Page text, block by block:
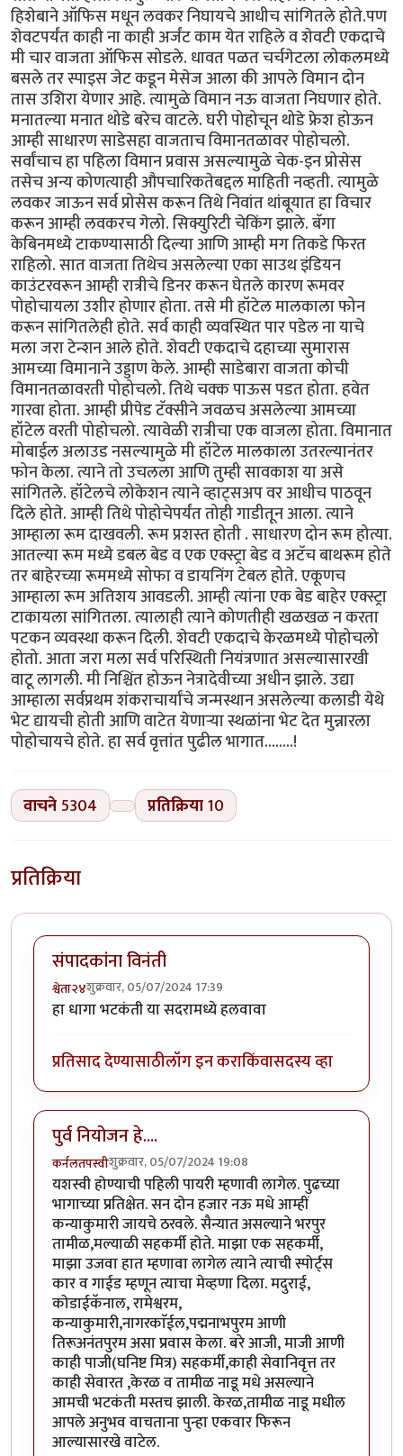
हिशेबाने ऑफिस मधून लवकर निघायचे आधीच सांगितले होते.पण
शेवटपर्यंत काही ना काही अर्जंट काम येत राहिले व शेवटी एकदाचे
मी चार वाजता ऑफिस सोडले. धावत पळत चर्चगेटला लोकलमध्ये
बसले तर स्पाइस जेट कडून मेसेज आला की आपले विमान दोन
तास उशिरा येणार आहे. त्यामुळे विमान नऊ वाजता निघणार होते.
मनातल्या मनात थोडे बरेच वाटले. घरी पोहोचून थोडे फ्रेश होऊन
आम्ही साधारण साडेसहा वाजताच विमानतळावर पोहोचलो.
सर्वांचाच हा पहिला विमान प्रवास असल्यामुळे चेक-इन प्रोसेस
तसेच अन्य कोणत्याही औपचारिकतेबद्दल माहिती नव्हती. त्यामुळे
लवकर जाऊन सर्व प्रोसेस करून तिथे निवांत थांबूयात हा विचार
करून आम्ही लवकरच गेलो. सिक्युरिटी चेकिंग झाले. बॅगा
केबिनमध्ये टाकण्यासाठी दिल्या आणि आम्ही मग तिकडे फिरत
राहिलो. सात वाजता तिथेच असलेल्या एका साउथ इंडियन
काउंटरवरून आम्ही रात्रीचे डिनर करून घेतले कारण रूमवर
पोहोचायला उशीर होणार होता. तसे मी हॉटेल मालकाला फोन
करून सांगितलेही होते. सर्व काही व्यवस्थित पार पडेल ना याचे
मला जरा टेन्शन आले होते. शेवटी एकदाचे दहाच्या सुमारास
आमच्या विमानाने उड्डाण केले. आम्ही साडेबारा वाजता कोची
विमानतळावरती पोहोचलो. तिथे चक्क पाऊस पडत होता. हवेत
गारवा होता. आम्ही प्रीपेड टॅक्सीने जवळच असलेल्या आमच्या
हॉटेल वरती पोहोचलो. त्यावेळी रात्रीचा एक वाजला होता. विमानात
मोबाईल अलाउड नसल्यामुळे मी हॉटेल मालकाला उतरल्यानंतर
फोन केला. त्याने तो उचलला आणि तुम्ही सावकाश या असे
सांगितले. हॉटेलचे लोकेशन त्याने व्हाट्सअप वर आधीच पाठवून
दिले होते. आम्ही तिथे पोहोचेपर्यंत तोही गाडीतून आला. त्याने
आम्हाला रूम दाखवली. रूम प्रशस्त होती . साधारण दोन रूम होत्या.
आतल्या रूम मध्ये डबल बेड व एक एक्स्ट्रा बेड व अटॅच बाथरूम होते
तर बाहेरच्या रूममध्ये सोफा व डायनिंग टेबल होते. एकूणच
आम्हाला रूम अतिशय आवडली. आम्ही त्यांना एक बेड बाहेर एक्स्ट्रा
टाकायला सांगितला. त्यालाही त्याने कोणतीही खळखळ न करता
पटकन व्यवस्था करून दिली. शेवटी एकदाचे केरळमध्ये पोहोचलो
होतो. आता जरा मला सर्व परिस्थिती नियंत्रणात असल्यासारखी
वाटू लागली. मी निश्चिंत होऊन नेत्रादेवीच्या अधीन झाले. उद्या
आम्हाला सर्वप्रथम शंकराचार्यांचे जन्मस्थान असलेल्या कलाडी येथे
भेट द्यायची होती आणि वाटेत येणाऱ्या स्थळांना भेट देत मुन्नारला
पोहोचायचे होते. हा सर्व वृत्तांत पुढील भागात........!
वाचने5304 प्रतिक्रिया10
प्रतिक्रिया
संपादकांना विनंती
श्वेता२४शुक्रवार, 05/07/2024 17:39
हा धागा भटकंती या सदरामध्ये हलवावा
प्रतिसाद देण्यासाठीलॉग इन कराकिंवासदस्य व्हा
पुर्व नियोजन हे....
कर्नलतपस्वीशुक्रवार, 05/07/2024 19:08
यशस्वी होण्याची पहिली पायरी म्हणावी लागेल. पुढच्या
भागाच्या प्रतिक्षेत. सन दोन हजार नऊ मधे आम्हीं
कन्याकुमारी जायचे ठरवले. सैन्यात असल्याने भरपुर
तामीळ,मल्याळी सहकर्मी होते. माझा एक सहकर्मी,
माझा उजवा हात म्हणावा लागेल त्याने त्याची स्पोर्ट्स
कार व गाईड म्हणून त्याचा मेव्हणा दिला. मदुराई,
कोडाईकॅनाल, रामेश्वरम,
कन्याकुमारी,नागरकाॅईल,पद्मनाभपुरम आणी
तिरूअनंतपुरम असा प्रवास केला. बरे आजी, माजी आणी
काही पाजी(घनिष्ट मित्र) सहकर्मी,काही सेवानिवृत्त तर
काही सेवारत ,केरळ व तामीळ नाडू मधे असल्याने
आमची भटकंती मस्तच झाली. केरळ,तामीळ नाडू मधील
आपले अनुभव वाचताना पुन्हा एकवार फिरून
आल्यासारखे वाटेल.